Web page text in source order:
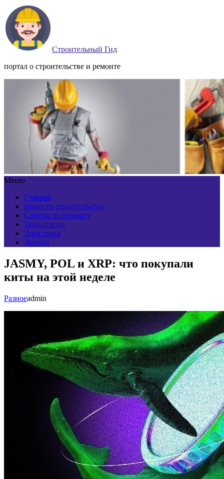
Строительный Гид
портал о строительстве и ремонте
Меню
Главная
Новости строительства
Советы по ремонту
Технологии
Электрика
Дизайн
JASMY, POL и XRP: что покупали
киты на этой неделе
Разноеadmin